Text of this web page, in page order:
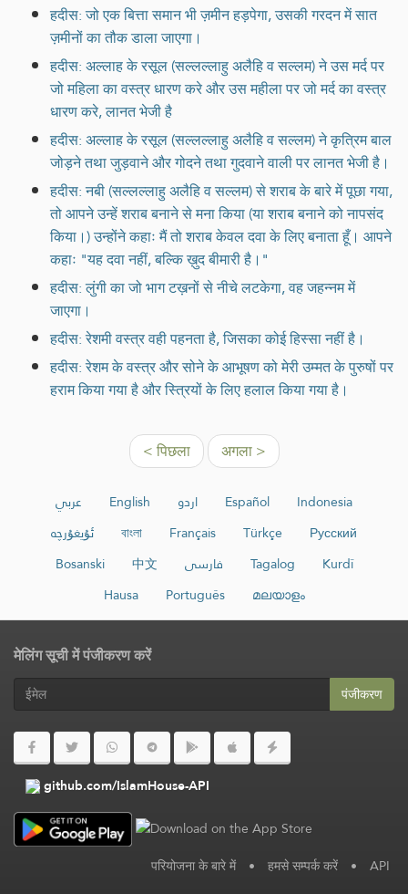
हदीस: जो एक बित्ता समान भी ज़मीन हड़पेगा, उसकी गरदन में सात
ज़मीनों का तौक डाला जाएगा।
हदीस: अल्लाह के रसूल (सल्लल्लाहु अलैहि व सल्लम) ने उस मर्द पर
जो महिला का वस्त्र धारण करे और उस महीला पर जो मर्द का वस्त्र
धारण करे, लानत भेजी है
हदीस: अल्लाह के रसूल (सल्लल्लाहु अलैहि व सल्लम) ने कृत्रिम बाल
जोड़ने तथा जुड़वाने और गोदने तथा गुदवाने वाली पर लानत भेजी है।
हदीस: नबी (सल्लल्लाहु अलैहि व सल्लम) से शराब के बारे में पूछा गया,
तो आपने उन्हें शराब बनाने से मना किया (या शराब बनाने को नापसंद
किया।) उन्होंने कहाः मैं तो शराब केवल दवा के लिए बनाता हूँ। आपने
कहाः "यह दवा नहीं, बल्कि ख़ुद बीमारी है।"
हदीस: लुंगी का जो भाग टख़नों से नीचे लटकेगा, वह जहन्नम में
जाएगा।
हदीस: रेशमी वस्त्र वही पहनता है, जिसका कोई हिस्सा नहीं है।
हदीस: रेशम के वस्त्र और सोने के आभूषण को मेरी उम्मत के पुरुषों पर
हराम किया गया है और स्त्रियों के लिए हलाल किया गया है।
< पिछला अगला >
عربي English اردو Español
Indonesia
ئۇيغۇرچە
বাংলা Français Türkçe
Русский
Bosanski
中文 فارسی Tagalog
Kurdî
Hausa
Português മലയാളം
मेलिंग सूची में पंजीकरण करें
पंजीकरण
github.com/IslamHouse-API
परियोजना के बारे में • हमसे सम्पर्क करें • API